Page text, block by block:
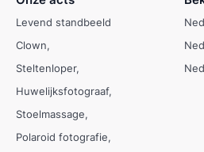
Levend standbeeld
Clown
Steltenloper
Huwelijksfotograaf
Stoelmassage
Polaroid fotografie